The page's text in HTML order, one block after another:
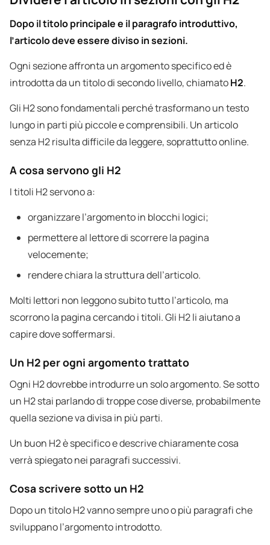
Dopo il titolo principale e il paragrafo introduttivo,
l’articolo deve essere diviso in sezioni.
Ogni sezione affronta un argomento specifico ed è
introdotta da un titolo di secondo livello, chiamatoH2.
Gli H2 sono fondamentali perché trasformano un testo
lungo in parti più piccole e comprensibili. Un articolo
senza H2 risulta difficile da leggere, soprattutto online.
A cosa servono gli H2
I titoli H2 servono a:
organizzare l’argomento in blocchi logici;
permettere al lettore di scorrere la pagina
velocemente;
rendere chiara la struttura dell’articolo.
Molti lettori non leggono subito tutto l’articolo, ma
scorrono la pagina cercando i titoli. Gli H2 li aiutano a
capire dove soffermarsi.
Un H2 per ogni argomento trattato
Ogni H2 dovrebbe introdurre un solo argomento. Se sotto
un H2 stai parlando di troppe cose diverse, probabilmente
quella sezione va divisa in più parti.
Un buon H2 è specifico e descrive chiaramente cosa
verrà spiegato nei paragrafi successivi.
Cosa scrivere sotto un H2
Dopo un titolo H2 vanno sempre uno o più paragrafi che
sviluppano l’argomento introdotto.